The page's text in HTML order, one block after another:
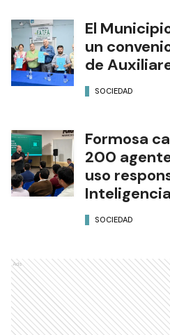
El
un
de
SOCIEDAD
Formosa
200
uso
SOCIEDAD
Ads